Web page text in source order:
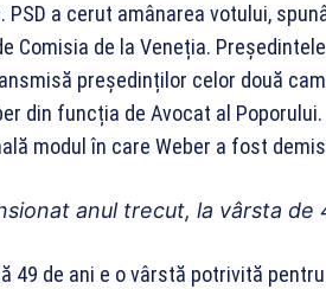
PSD a cerut amânarea votului,
Comisia de la Veneția.
președinților celor două
din funcția de Avocat al
modul în care Weber a fost
anul trecut, la vârsta de
49 de ani e o vârstă potrivită